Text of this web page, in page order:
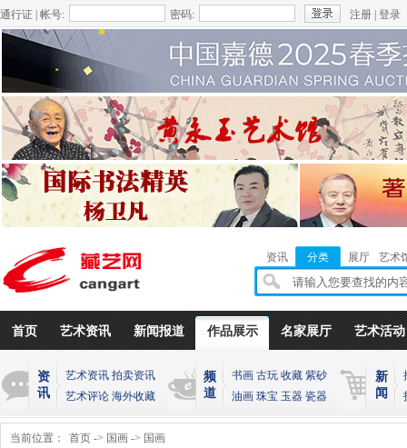
通行证 | 帐号: 密码: 注册 登录
资讯 分类 展厅 艺术
首页 艺术资讯 新闻报道 作品展示 名家展厅 艺术活动
资
讯
艺术资讯 拍卖资讯
艺术评论 海外收藏
频
道
书画 古玩 收藏 紫砂
油画 珠宝 玉器 瓷器
新
闻
当前位置： 首页 -> 国画 -> 国画